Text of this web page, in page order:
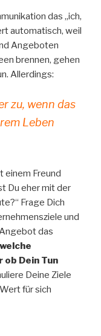
das „ich,
automatisch, weil
Angeboten
brennen, gehen
Allerdings:
zu, wenn das
Leben
einem Freund
Du eher mit der
Frage Dich
und
das
Dein Tun
Deine Ziele
für sich